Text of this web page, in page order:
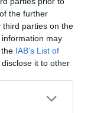
the further
third parties on the
information may
IAB’s List of
it to other
or more Google